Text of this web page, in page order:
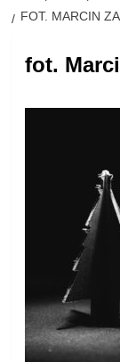
FOT. MARCIN
fot.